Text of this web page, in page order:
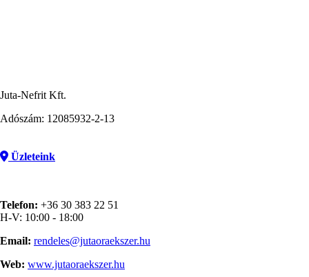
Juta-Nefrit Kft.
Adószám: 12085932-2-13
Üzleteink
Telefon: +36 30 383 22 51
H-V: 10:00 - 18:00
Email: rendeles@jutaoraekszer.hu
Web: www.jutaoraekszer.hu